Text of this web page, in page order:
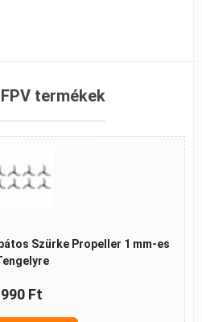
termékek
Szürke Propeller 1 mm-es
990 Ft